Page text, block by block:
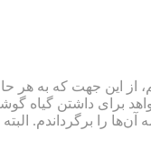
از این جهت که به
داشتن گیاه
را برگرداندم.